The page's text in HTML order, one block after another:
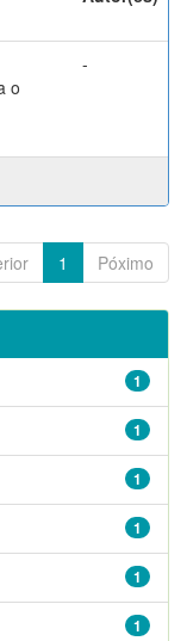
o
-
1 Póximo
1
1
1
1
1
1